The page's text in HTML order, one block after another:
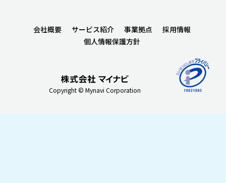
Copyright © Mynavi Corporation
会社概要 サービス紹介 事業拠点
採用情報
個人情報保護方針